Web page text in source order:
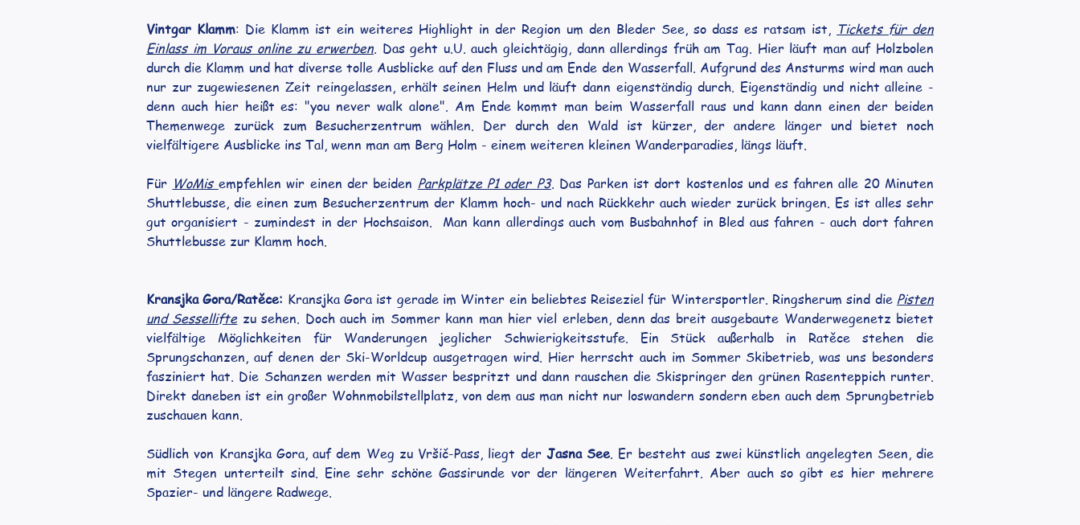
Vintgar Klamm: Die Klamm ist ein weiteres Highlight in der Region um den Bleder See, so dass es ratsam ist, Tickets für den
Einlass im Voraus online zu erwerben. Das geht u.U. auch gleichtägig, dann allerdings früh am Tag. Hier läuft man auf Holzbolen
durch die Klamm und hat diverse tolle Ausblicke auf den Fluss und am Ende den Wasserfall. Aufgrund des Ansturms wird man auch
nur zur zugewiesenen Zeit reingelassen, erhält seinen Helm und läuft dann eigenständig durch. Eigenständig und nicht alleine -
denn auch hier heißt es: "you never walk alone". Am Ende kommt man beim Wasserfall raus und kann dann einen der beiden
Themenwege zurück zum Besucherzentrum wählen. Der durch den Wald ist kürzer, der andere länger und bietet noch
vielfältigere Ausblicke ins Tal, wenn man am Berg Holm - einem weiteren kleinen Wanderparadies, längs läuft.
Für WoMis empfehlen wir einen der beiden Parkplätze P1 oder P3. Das Parken ist dort kostenlos und es fahren alle 20 Minuten
Shuttlebusse, die einen zum Besucherzentrum der Klamm hoch- und nach Rückkehr auch wieder zurück bringen. Es ist alles sehr
gut organisiert - zumindest in der Hochsaison.  Man kann allerdings auch vom Busbahnhof in Bled aus fahren - auch dort fahren
Shuttlebusse zur Klamm hoch.
Kransjka Gora/Ratěce: Kransjka Gora ist gerade im Winter ein beliebtes Reiseziel für Wintersportler. Ringsherum sind die Pisten
und Sessellifte zu sehen. Doch auch im Sommer kann man hier viel erleben, denn das breit ausgebaute Wanderwegenetz bietet
vielfältige Möglichkeiten für Wanderungen jeglicher Schwierigkeitsstufe. Ein Stück außerhalb in Ratěce stehen die
Sprungschanzen, auf denen der Ski-Worldcup ausgetragen wird. Hier herrscht auch im Sommer Skibetrieb, was uns besonders
fasziniert hat. Die Schanzen werden mit Wasser bespritzt und dann rauschen die Skispringer den grünen Rasenteppich runter.
Direkt daneben ist ein großer Wohnmobilstellplatz, von dem aus man nicht nur loswandern sondern eben auch dem Sprungbetrieb
zuschauen kann.
Südlich von Kransjka Gora, auf dem Weg zu Vršič-Pass, liegt der Jasna See. Er besteht aus zwei künstlich angelegten Seen, die
mit Stegen unterteilt sind. Eine sehr schöne Gassirunde vor der längeren Weiterfahrt. Aber auch so gibt es hier mehrere
Spazier- und längere Radwege.